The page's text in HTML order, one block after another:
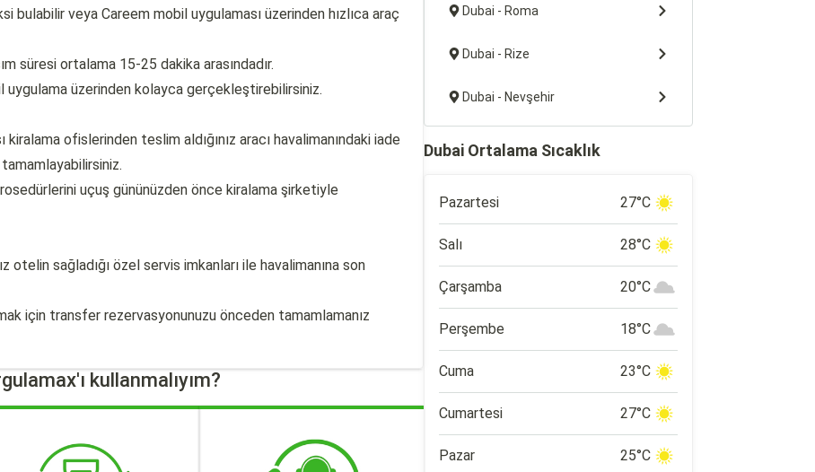
bulabilir veya Careem mobil uygulaması üzerinden hızlıca araç
süresi ortalama 15-25 dakika arasındadır.
uygulama üzerinden kolayca gerçekleştirebilirsiniz.
ofislerinden teslim aldığınız aracı havalimanındaki iade
uçuş gününüzden önce kiralama şirketiyle
otelin sağladığı özel servis imkanları ile havalimanına son
için transfer rezervasyonunuzu önceden tamamlamanız
kullanmalıyım?
Dubai - Roma
Dubai - Rize
Dubai - Nevşehir
Dubai Ortalama Sıcaklık
Pazartesi 27°C
Salı 28°C
Çarşamba 20°C
Perşembe 18°C
Cuma 23°C
Cumartesi 27°C
Pazar 25°C